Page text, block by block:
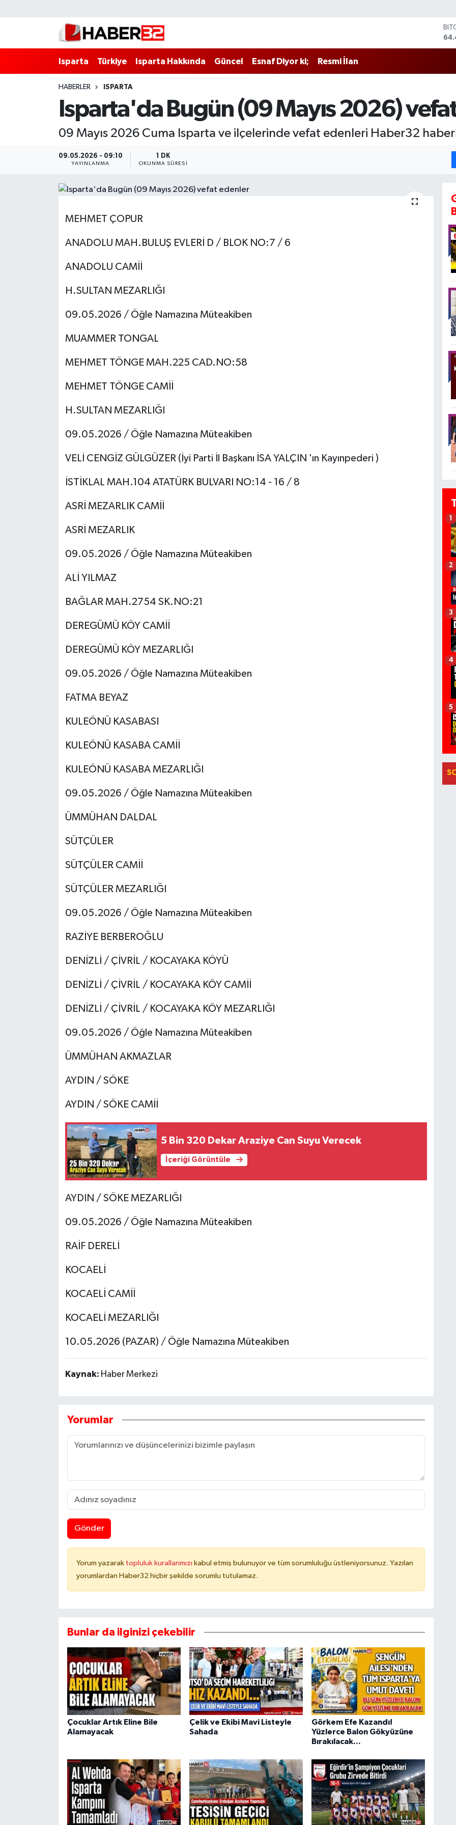
Isparta Türkiye Isparta Hakkında Güncel Esnaf Diyor ki; Resmi İlan
HABERLER ISPARTA
Isparta'da Bugün (09 Mayıs 2026)
09 Mayıs 2026 Cuma Isparta ve ilçelerinde vefat edenleri Haber32
09.05.2026 - 09:10
YAYINLANMA
1 DK
OKUNMA SÜRESI
MEHMET ÇOPUR
ANADOLU MAH.BULUŞ EVLERİ D / BLOK NO:7 / 6
ANADOLU CAMİİ
H.SULTAN MEZARLIĞI
09.05.2026 / Öğle Namazına Müteakiben
MUAMMER TONGAL
MEHMET TÖNGE MAH.225 CAD.NO:58
MEHMET TÖNGE CAMİİ
H.SULTAN MEZARLIĞI
09.05.2026 / Öğle Namazına Müteakiben
VELİ CENGİZ GÜLGÜZER (İyi Parti İl Başkanı İSA YALÇIN 'ın Kayınpederi )
İSTİKLAL MAH.104 ATATÜRK BULVARI NO:14 - 16 / 8
ASRİ MEZARLIK CAMİİ
ASRİ MEZARLIK
09.05.2026 / Öğle Namazına Müteakiben
ALİ YILMAZ
BAĞLAR MAH.2754 SK.NO:21
DEREGÜMÜ KÖY CAMİİ
DEREGÜMÜ KÖY MEZARLIĞI
09.05.2026 / Öğle Namazına Müteakiben
FATMA BEYAZ
KULEÖNÜ KASABASI
KULEÖNÜ KASABA CAMİİ
KULEÖNÜ KASABA MEZARLIĞI
09.05.2026 / Öğle Namazına Müteakiben
ÜMMÜHAN DALDAL
SÜTÇÜLER
SÜTÇÜLER CAMİİ
SÜTÇÜLER MEZARLIĞI
09.05.2026 / Öğle Namazına Müteakiben
RAZİYE BERBEROĞLU
DENİZLİ / ÇİVRİL / KOCAYAKA KÖYÜ
DENİZLİ / ÇİVRİL / KOCAYAKA KÖY CAMİİ
DENİZLİ / ÇİVRİL / KOCAYAKA KÖY MEZARLIĞI
09.05.2026 / Öğle Namazına Müteakiben
ÜMMÜHAN AKMAZLAR
AYDIN / SÖKE
AYDIN / SÖKE CAMİİ
5 Bin 320 Dekar Araziye Can Suyu Verecek
İçeriği Görüntüle
AYDIN / SÖKE MEZARLIĞI
09.05.2026 / Öğle Namazına Müteakiben
RAİF DERELİ
KOCAELİ
KOCAELİ CAMİİ
KOCAELİ MEZARLIĞI
10.05.2026 (PAZAR) / Öğle Namazına Müteakiben
Kaynak: Haber Merkezi
Yorumlar
Gönder
Yorum yazarak topluluk kurallarımızı kabul etmiş bulunuyor ve tüm sorumluluğu üstleniyorsunuz. Yazılan
yorumlardan Haber32 hiçbir şekilde sorumlu tutulamaz.
Bunlar da ilginizi çekebilir
Çocuklar Artık Eline Bile
Alamayacak
Çelik ve Ekibi Mavi Listeyle
Sahada
Görkem Efe Kazandı!
Yüzlerce Balon Gökyüzüne
Bırakılacak...
1
2
3
4
5
Isparta Hakkında
Esnaf Diyor ki;
BİLİM VE TEKNOLOJİ
HABERDE İNSAN
Tarihi Yapılarımız
Teknoloji
Isparta Nöbetçi Eczaneler
Isparta Hava Durumu
Isparta Trafik Yoğunluk Haritası
Süper Lig Puan Durumu ve Fikstür
Haber Arşivi